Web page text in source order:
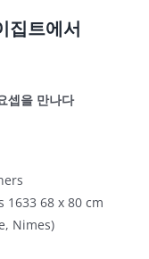
집트에서
셉을 만나다
1633 68 x 80 cm
Nimes)